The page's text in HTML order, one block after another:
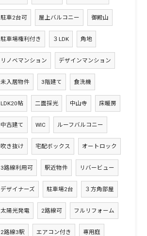
駐車2台可 屋上バルコニー 御殿山
駐車場権利付き ３LDK 角地
リノベマンション デザインマンション
未入居物件 3階建て 食洗機
LDK20帖 二面採光 中山寺 床暖房
中古建て WIC ルーフバルコニー
吹き抜け 宅配ボックス オートロック
3路線利用可 駅近物件 リバービュー
デザイナーズ 駐車場2台 ３方角部屋
太陽光発電 2路線可 フルリフォーム
2路線3駅 エアコン付き 専用庭